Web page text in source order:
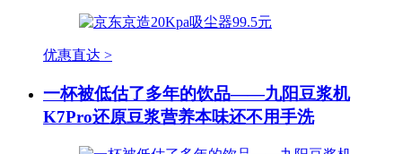
优惠直达 >
一杯被低估了多年的饮品——九阳豆浆机
K7Pro还原豆浆营养本味还不用手洗